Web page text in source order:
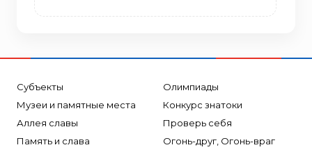
Субъекты
Музеи и памятные места
Аллея славы
Память и слава
Олимпиады
Конкурс знатоки
Проверь себя
Огонь-друг, Огонь-враг